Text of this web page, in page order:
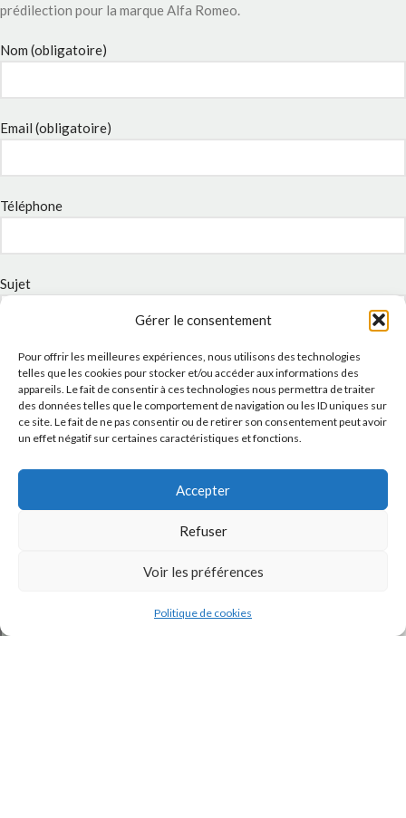
Gérer le consentement
Pour offrir les meilleures expériences, nous utilisons des technologies
telles que les cookies pour stocker et/ou accéder aux informations des
appareils. Le fait de consentir à ces technologies nous permettra de traiter
des données telles que le comportement de navigation ou les ID uniques sur
ce site. Le fait de ne pas consentir ou de retirer son consentement peut avoir
un effet négatif sur certaines caractéristiques et fonctions.
Accepter
Refuser
Voir les préférences
Politique de cookies
prédilection pour la marque Alfa Romeo.
Nom (obligatoire)
Email (obligatoire)
Téléphone
Sujet
Message
Politique de confidentialitéde ce site.